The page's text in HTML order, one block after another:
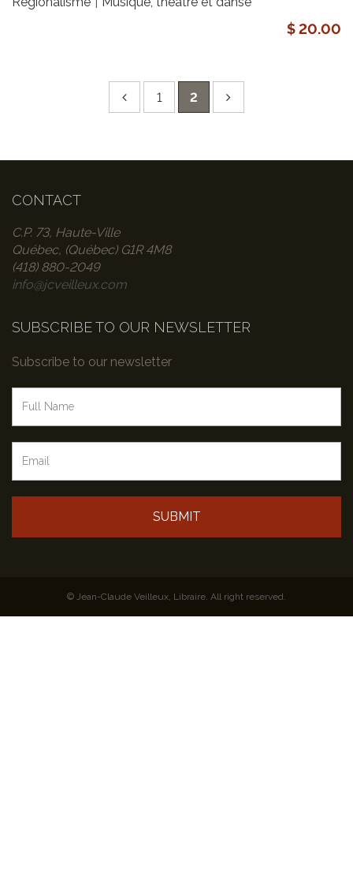
$ 20.00
1 2
CONTACT
C.P. 73, Haute-Ville
Québec, (Québec) G1R 4M8
(418) 880-2049
info@jcveilleux.com
SUBSCRIBE TO OUR NEWSLETTER
Subscribe to our newsletter
SUBMIT
© Jean-Claude Veilleux, Libraire. All right reserved.